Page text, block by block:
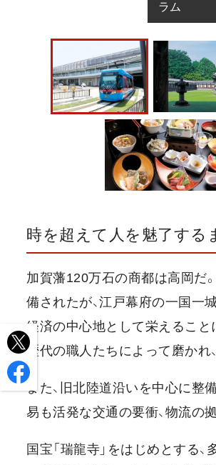
ラム
時を超えて人を魅了する
加賀藩120万石の商都は高岡だ
備されたが、江戸幕府の一国一
経済の中心地として栄えること
歴代の職人たちによって磨かれ
また、旧北陸道沿いを中心に整
易も活発な交通の要衝、物流の
国宝「瑞龍寺」をはじめとする